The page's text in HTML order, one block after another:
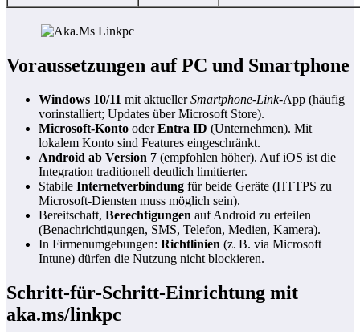
Voraussetzungen auf PC und Smartphone
Windows 10/11 mit aktuellerSmartphone‑Link‑App (häufig
vorinstalliert; Updates über Microsoft Store).
Microsoft‑Konto oderEntra ID (Unternehmen). Mit
lokalem Konto sind Features eingeschränkt.
Android ab Version 7 (empfohlen höher). Auf iOS ist die
Integration traditionell deutlich limitierter.
Stabile Internetverbindung für beide Geräte (HTTPS zu
Microsoft‑Diensten muss möglich sein).
Bereitschaft, Berechtigungen auf Android zu erteilen
(Benachrichtigungen, SMS, Telefon, Medien, Kamera).
In Firmenumgebungen: Richtlinien (z. B. via Microsoft
Intune) dürfen die Nutzung nicht blockieren.
Schritt‑für‑Schritt‑Einrichtung mit
aka.ms/linkpc